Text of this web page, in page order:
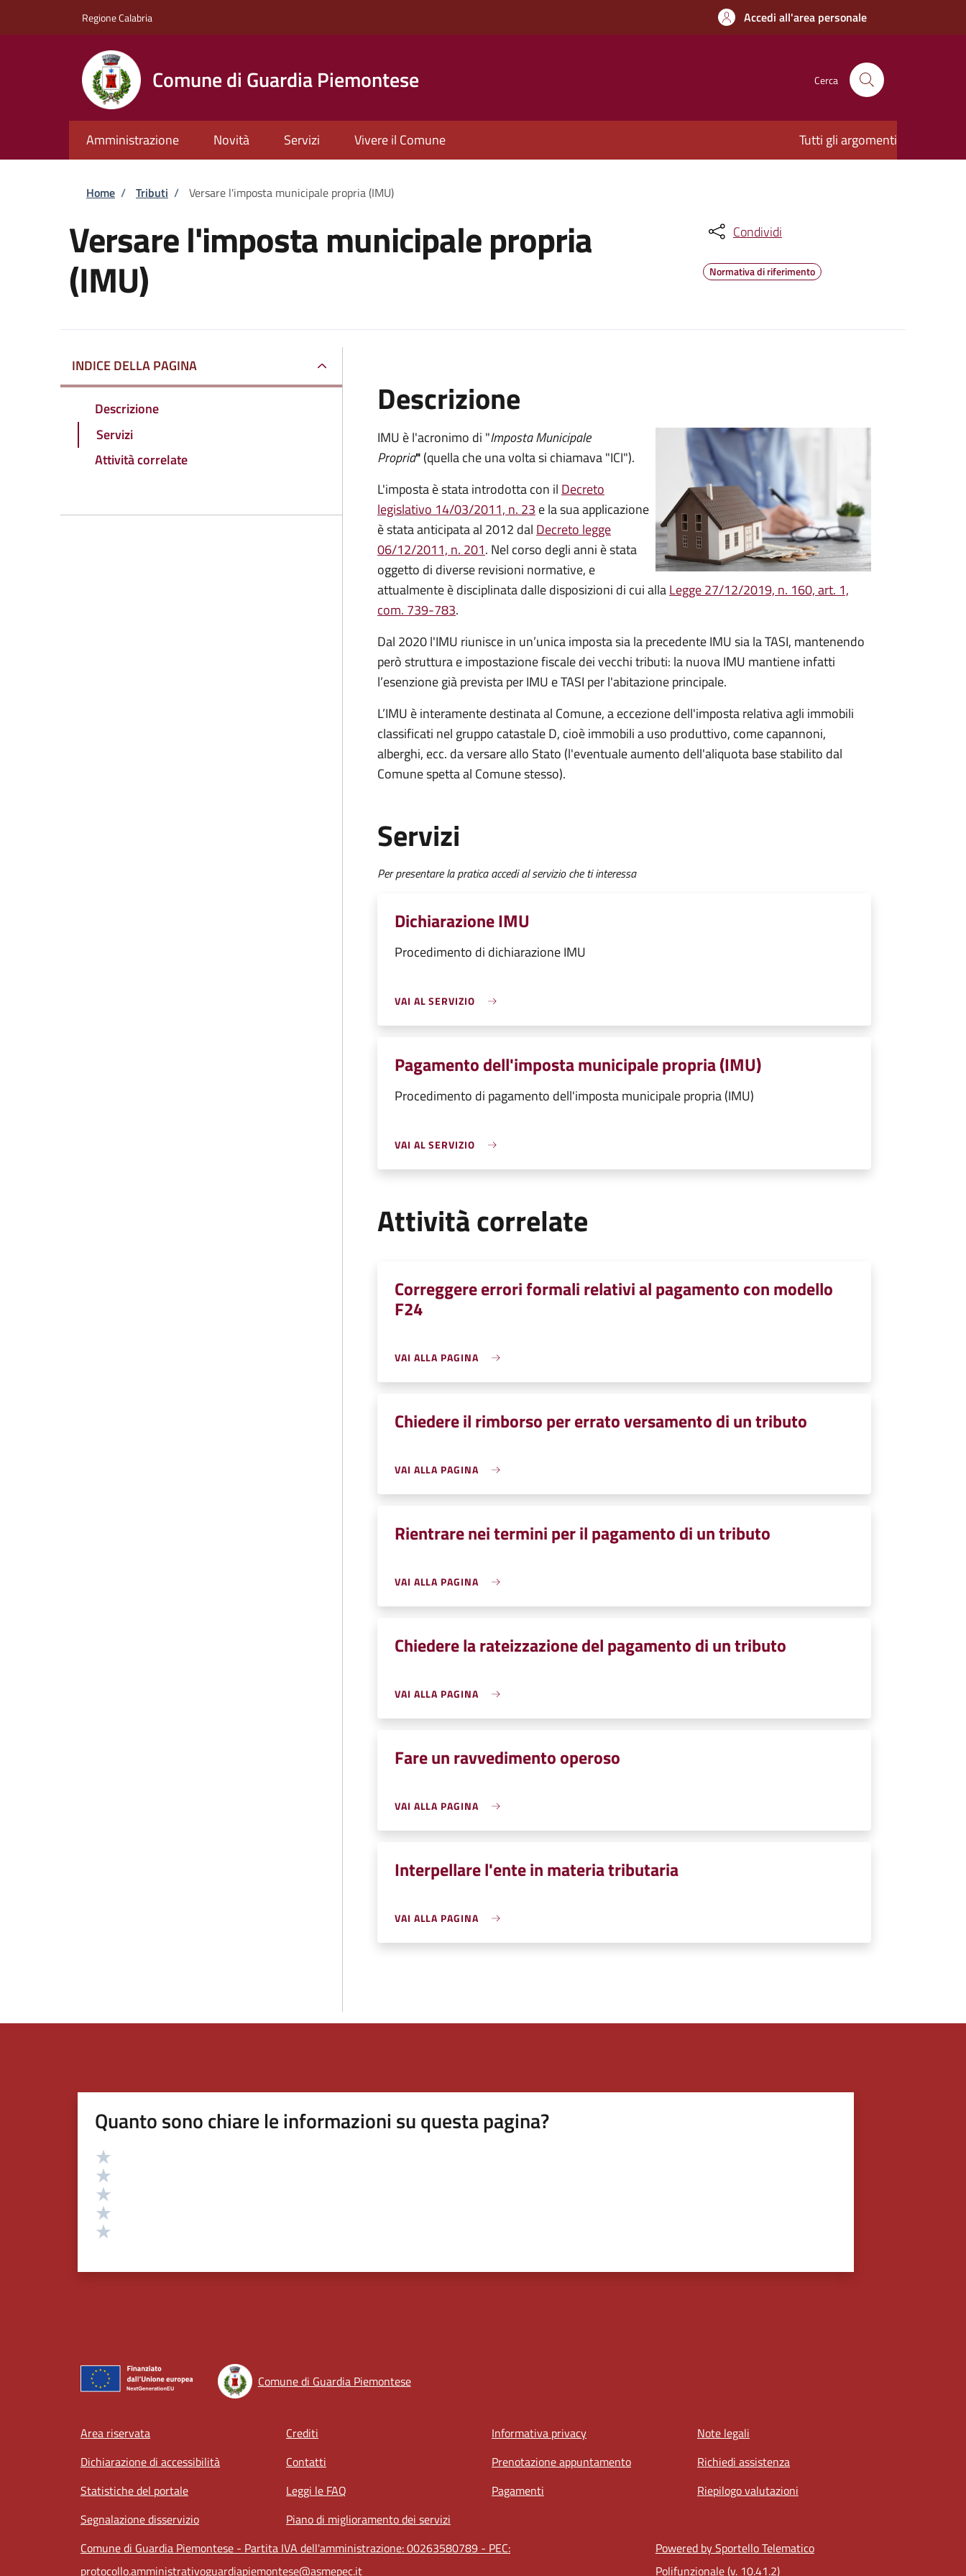
Regione Calabria Accedi all'area personale
Comune di Guardia Piemontese Cerca
Amministrazione Novità Servizi Vivere il Comune Tutti gli argomenti
Briciole di pane
Home / Tributi / Versare l'imposta municipale propria (IMU)
Versare l'imposta municipale propria
(IMU)
Condividi
Normativa di riferimento
INDICE DELLA PAGINA
Descrizione
Servizi
Attività correlate
Descrizione
IMU è l'acronimo di "Imposta Municipale
Propria"(quella che una volta si chiamava "ICI").
L'imposta è stata introdotta con il Decreto
legislativo 14/03/2011, n. 23 e la sua applicazione
è stata anticipata al 2012 dal Decreto legge
06/12/2011, n. 201. Nel corso degli anni è stata
oggetto di diverse revisioni normative, e
attualmente è disciplinata dalle disposizioni di cui allaLegge 27/12/2019, n. 160, art. 1,
com. 739-783.
Dal 2020 l'IMU riunisce in un’unica imposta sia la precedente IMU sia la TASI, mantenendo
però struttura e impostazione fiscale dei vecchi tributi: la nuova IMU mantiene infatti
l’esenzione già prevista per IMU e TASI per l'abitazione principale.
L’IMU è interamente destinata al Comune, a eccezione dell'imposta relativa agli immobili
classificati nel gruppo catastale D, cioè immobili a uso produttivo, come capannoni,
alberghi, ecc. da versare allo Stato (l'eventuale aumento dell'aliquota base stabilito dal
Comune spetta al Comune stesso).
Servizi
Per presentare la pratica accedi al servizio che ti interessa
Dichiarazione IMU
Procedimento di dichiarazione IMU
VAI AL SERVIZIO
Pagamento dell'imposta municipale propria (IMU)
Procedimento di pagamento dell'imposta municipale propria (IMU)
VAI AL SERVIZIO
Attività correlate
Correggere errori formali relativi al pagamento con modello
F24
VAI ALLA PAGINA
Chiedere il rimborso per errato versamento di un tributo
VAI ALLA PAGINA
Rientrare nei termini per il pagamento di un tributo
VAI ALLA PAGINA
Chiedere la rateizzazione del pagamento di un tributo
VAI ALLA PAGINA
Fare un ravvedimento operoso
VAI ALLA PAGINA
Interpellare l'ente in materia tributaria
VAI ALLA PAGINA
Quanto sono chiare le informazioni su questa pagina?
Valutazione
Comune di Guardia Piemontese
Footer menu
Area riservata Crediti Informativa privacy
Note legali
Dichiarazione di accessibilità
Contatti Prenotazione appuntamento
Richiedi assistenza
Statistiche del portale
Leggi le FAQ Pagamenti
Riepilogo valutazioni
Segnalazione disservizio
Piano di miglioramento dei servizi
Comune di Guardia Piemontese - Partita IVA dell'amministrazione: 00263580789 - PEC:
protocollo.amministrativoguardiapiemontese@asmepec.it
Powered by Sportello Telematico
Polifunzionale (v. 10.41.2)